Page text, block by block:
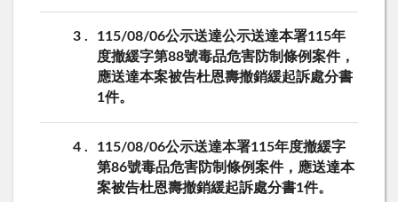
3
115/08/06公示送達公示送達本署115年
度撤緩字第88號毒品危害防制條例案件，
應送達本案被告杜恩壽撤銷緩起訴處分書
1件。
4
115/08/06公示送達本署115年度撤緩字
第86號毒品危害防制條例案件，應送達本
案被告杜恩壽撤銷緩起訴處分書1件。